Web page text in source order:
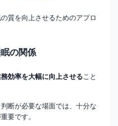
質を向上させるためのアプロ
の関係
効率を大幅に向上させること
断が必要な場面では、十分な
要です。